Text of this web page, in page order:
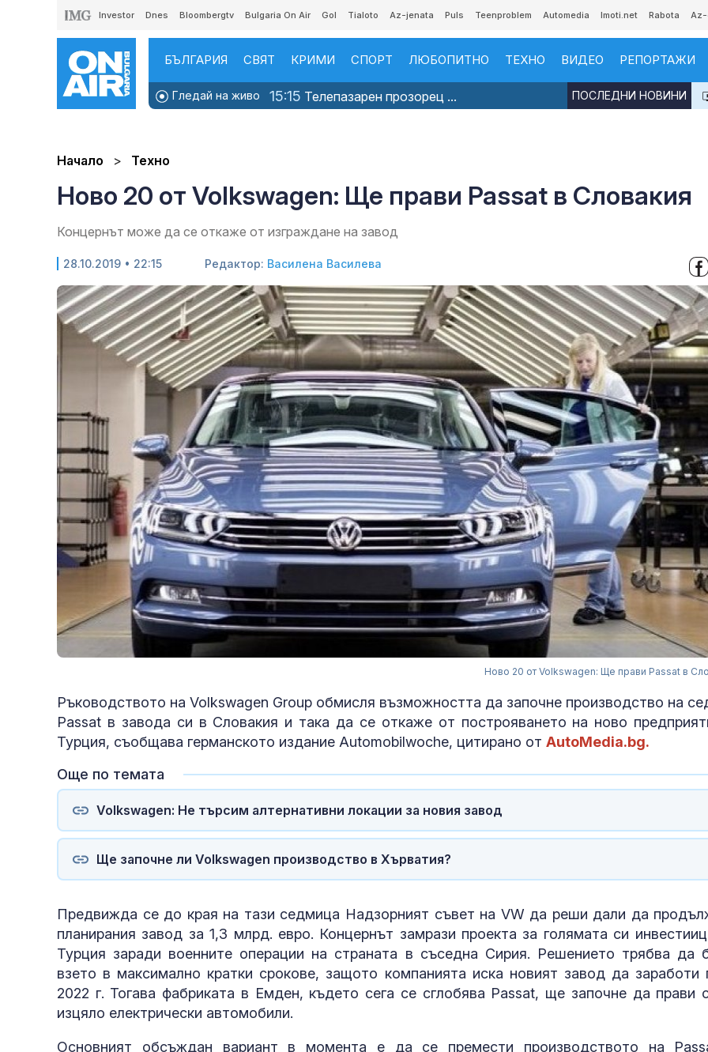
Investor Dnes Bloombergtv Bulgaria On Air Gol Tialoto Az-jenata Puls Teenproblem Automedia Imoti.net Rabota
БЪЛГАРИЯ СВЯТ КРИМИ СПОРТ ЛЮБОПИТНО ТЕХНО ВИДЕО РЕПОРТАЖИ
Гледай на живо 15:15 Телепазарен прозорец ... ПОСЛЕДНИ НОВИНИ
Начало Техно
Ново 20 от Volkswagen: Ще прави Passat в Словакия
Концернът може да се откаже от изграждане на завод
28.10.2019 • 22:15 Редактор: Василена Василева
Ново 20 от Volkswagen: Ще прави Passat в
Ръководството на Volkswagen Group обмисля възможността да започне производство на
Passat в завода си в Словакия и така да се откаже от построяването на ново
Турция, съобщава германското издание Automobilwoche, цитирано от AutoMedia.bg.
Още по темата
Volkswagen: Не търсим алтернативни локации за новия завод
Ще започне ли Volkswagen производство в Хърватия?
Предвижда се до края на тази седмица Надзорният съвет на VW да реши дали да
планирания завод за 1,3 млрд. евро. Концернът замрази проекта за голямата си
Турция заради военните операции на страната в съседна Сирия. Решението трябва да
взето в максимално кратки срокове, защото компанията иска новият завод да заработи
2022 г. Тогава фабриката в Емден, където сега се сглобява Passat, ще започне да прави
изцяло електрически автомобили.
Основният обсъждан вариант в момента е да се премести производството на
Трагедия:
след
насекоми в
апартамент
вода в